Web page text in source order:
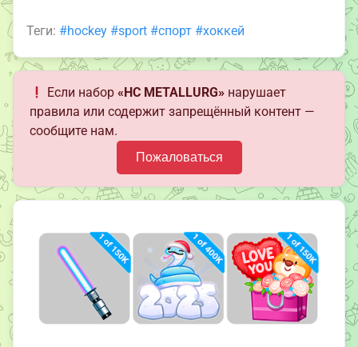
Теги: #hockey #sport #спорт #хоккей
Если набор«HC METALLURG» нарушает
правила или содержит запрещённый контент —
сообщите нам.
Пожаловаться